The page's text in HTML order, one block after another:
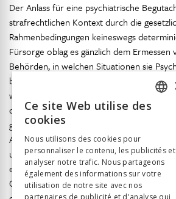
Der Anlass für eine psychiatrische
strafrechtlichen Kontext durch die
Rahmenbedingungen keineswegs
Fürsorge oblag es gänzlich dem
Behörden, in welchen Situationen sie
beizogen. Wie aus den untersuchten
wurden die Mündel von ihrem Vormund
dann in eine Klinik eingewiesen, wenn sie
gegenüber dem Vormund oder dem
Arbeitskräfte «unbrauchbar» waren, die
und Heimen störten, Dienststellen
entwichen.80Anlässlich der
Gutachten erstellt. Bei mehr als der
Ce site Web utilise des
cookies
Nous utilisons des cookies pour
personnaliser le contenu, les publicités et
analyser notre trafic. Nous partageons
également des informations sur votre
utilisation de notre site avec nos
partenaires de publicité et d'analyse qui